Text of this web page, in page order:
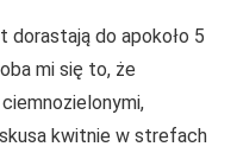
dorastają do apokoło 5
mi się to, że
kwitnie w strefach